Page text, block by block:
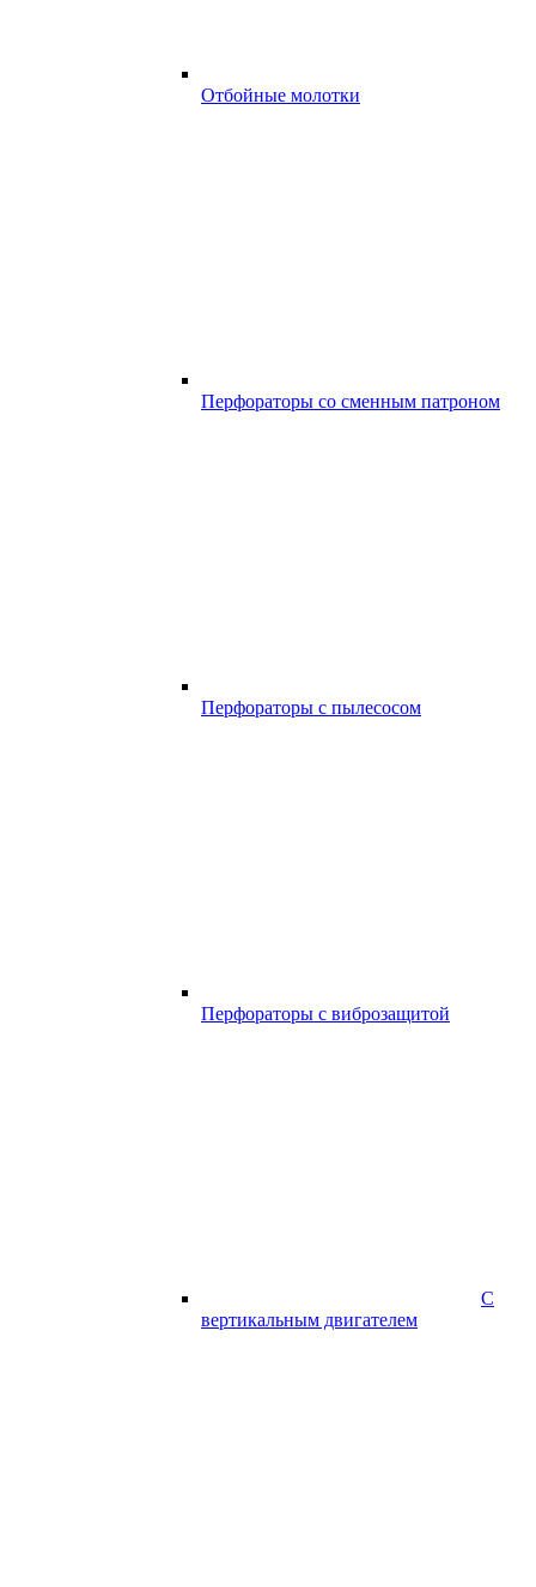
Отбойные молотки
Перфораторы со сменным патроном
Перфораторы с пылесосом
Перфораторы с виброзащитой
С
вертикальным двигателем